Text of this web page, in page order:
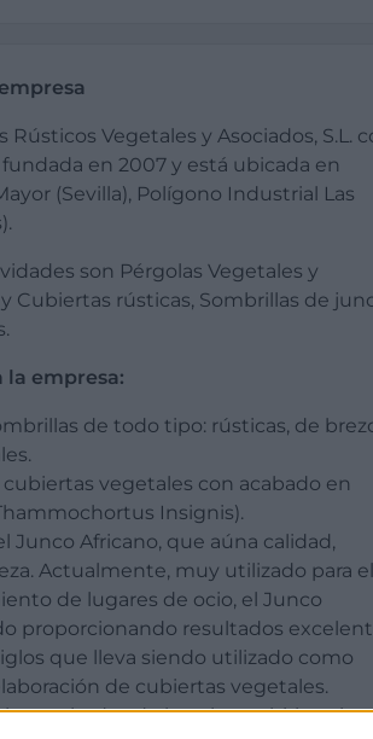
Rústicos Vegetales y Asociados, S.L.
fundada en 2007 y está ubicada en
(Sevilla), Polígono Industrial Las
son Pérgolas Vegetales y
Cubiertas rústicas, Sombrillas de
la empresa:
de todo tipo: rústicas, de
vegetales con acabado en
Insignis).
Junco Africano, que aúna calidad,
Actualmente, muy utilizado para el
de lugares de ocio, el Junco
proporcionando resultados
que lleva siendo utilizado como
de cubiertas vegetales.
techados de hoteles o